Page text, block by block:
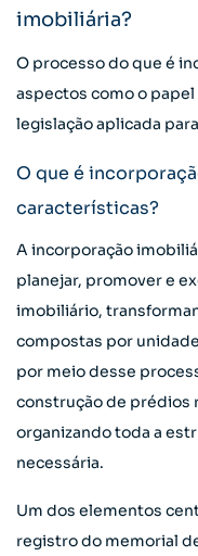
imobiliária?
O processo do que é
aspectos como o
legislação aplicada
O que é
características?
A incorporação
planejar, promover e
imobiliário,
compostas por
por meio desse
construção de prédios
organizando toda a
necessária.
Um dos elementos
registro do memorial